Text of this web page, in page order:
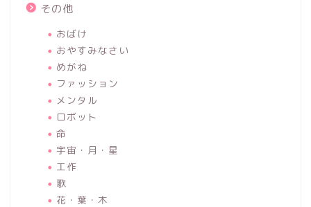
その他
おばけ
おやすみなさい
めがね
ファッション
メンタル
ロボット
命
宇宙・月・星
工作
歌
花・葉・木